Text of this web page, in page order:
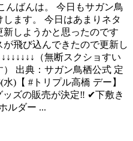
んばんは。 今日もサガン鳥
ます。 今日はあまりネタ
しようかと思ったのです
飛び込んできたので更新し
（無断スクショすい
出典：サガン鳥栖公式 定
)【 #トリプル高橋 デー】
ズの販売が決定‼️ ✔下敷き
ルダー ...